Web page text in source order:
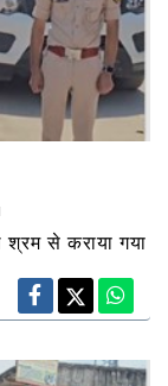
श्रम से कराया गया